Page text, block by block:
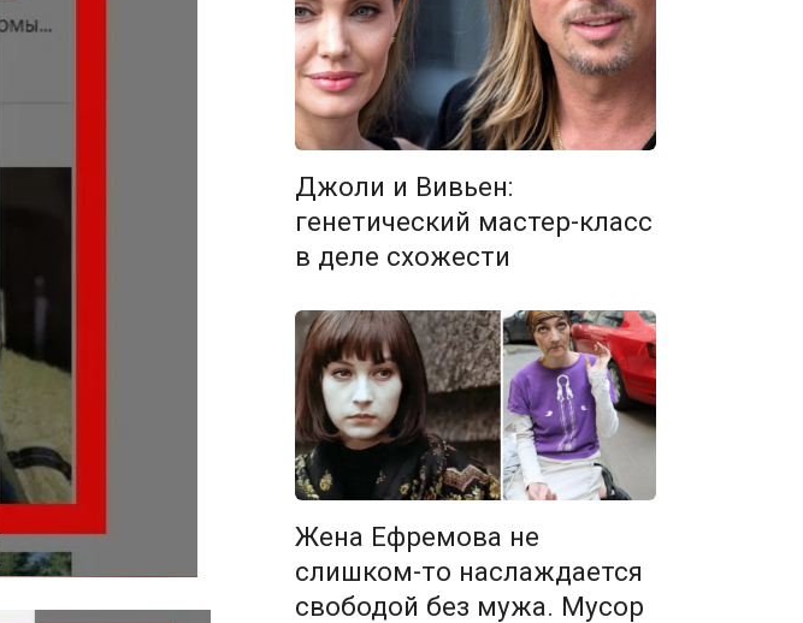
Джоли и Вивьен:
генетический мастер-класс
в деле схожести
Жена Ефремова не
слишком-то наслаждается
свободой без мужа. Мусор